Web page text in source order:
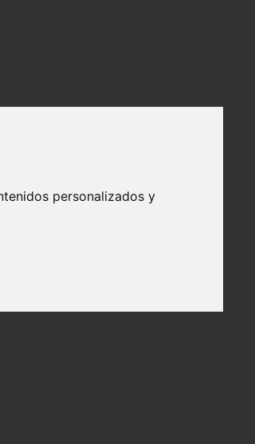
personalizados y